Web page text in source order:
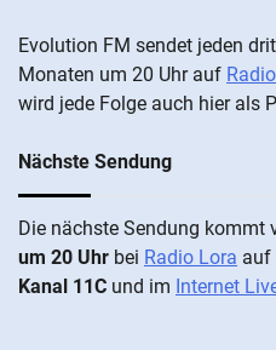
Evolution FM sen­det je­den
Mo­nat­en um 20 Uhr auf
wird je­de Fol­ge auch hier als
Nächste Sendung
Die näch­ste Sen­dung kommt
um 20 Uhr bei Radio Lora auf
Kanal 11C und im Internet